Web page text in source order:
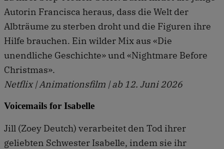
Autorin Francisca heraus, dass die Welt der
Albträume zu sterben droht und die Figuren ihre
Hilfe brauchen. Ein wilder Mix aus «Die
unendliche Geschichte» und «Nightmare Before
Christmas».
Netflix | Animationsfilm | ab 12. Juni 2026
Voicemails for Isabelle
Jill (Zoey Deutch) verarbeitet den Tod ihrer
geliebten Schwester Isabelle, indem sie ihr